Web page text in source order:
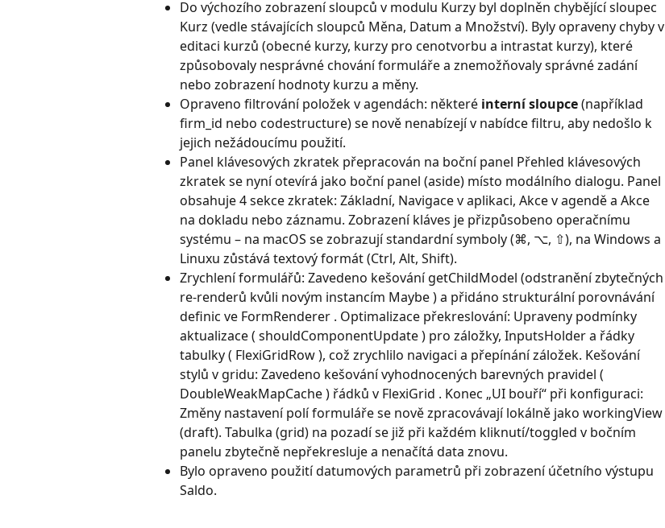
Do výchozího zobrazení sloupců v modulu Kurzy byl doplněn chybějící sloupec
Kurz (vedle stávajících sloupců Měna, Datum a Množství). Byly opraveny chyby v
editaci kurzů (obecné kurzy, kurzy pro cenotvorbu a intrastat kurzy), které
způsobovaly nesprávné chování formuláře a znemožňovaly správné zadání
nebo zobrazení hodnoty kurzu a měny.
Opraveno filtrování položek v agendách: některé interní sloupce (například
firm_id nebo codestructure) se nově nenabízejí v nabídce filtru, aby nedošlo k
jejich nežádoucímu použití.
Panel klávesových zkratek přepracován na boční panel Přehled klávesových
zkratek se nyní otevírá jako boční panel (aside) místo modálního dialogu. Panel
obsahuje 4 sekce zkratek: Základní, Navigace v aplikaci, Akce v agendě a Akce
na dokladu nebo záznamu. Zobrazení kláves je přizpůsobeno operačnímu
systému – na macOS se zobrazují standardní symboly (⌘, ⌥, ⇧), na Windows a
Linuxu zůstává textový formát (Ctrl, Alt, Shift).
Zrychlení formulářů: Zavedeno kešování getChildModel (odstranění zbytečných
re-renderů kvůli novým instancím Maybe ) a přidáno strukturální porovnávání
definic ve FormRenderer . Optimalizace překreslování: Upraveny podmínky
aktualizace ( shouldComponentUpdate ) pro záložky, InputsHolder a řádky
tabulky ( FlexiGridRow ), což zrychlilo navigaci a přepínání záložek. Kešování
stylů v gridu: Zavedeno kešování vyhodnocených barevných pravidel (
DoubleWeakMapCache ) řádků v FlexiGrid . Konec „UI bouří“ při konfiguraci:
Změny nastavení polí formuláře se nově zpracovávají lokálně jako workingView
(draft). Tabulka (grid) na pozadí se již při každém kliknutí/toggled v bočním
panelu zbytečně nepřekresluje a nenačítá data znovu.
Bylo opraveno použití datumových parametrů při zobrazení účetního výstupu
Saldo.